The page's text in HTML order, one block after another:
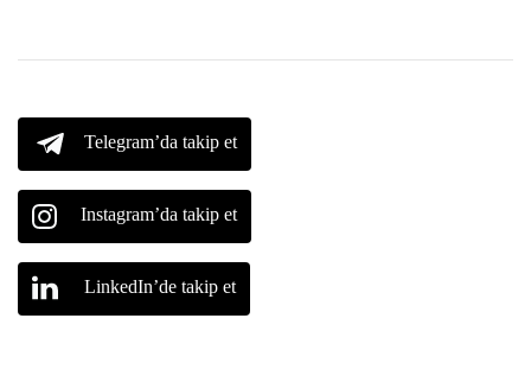
Telegram’da takip et
Instagram’da takip et
LinkedIn’de takip et